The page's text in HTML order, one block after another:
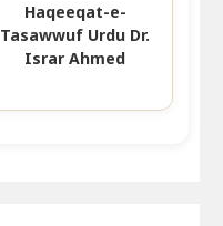
Haqeeqat-e-
Tasawwuf Urdu Dr.
Israr Ahmed